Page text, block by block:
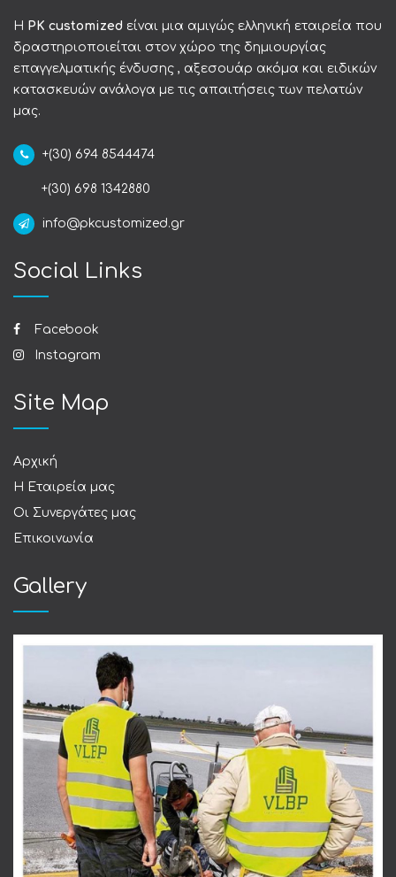
Η PK customized είναι μια αμιγώς ελληνική εταιρεία που
δραστηριοποιείται στον χώρο της δημιουργίας
επαγγελματικής ένδυσης , αξεσουάρ ακόμα και ειδικών
κατασκευών ανάλογα με τις απαιτήσεις των πελατών
μας.
+(30) 694 8544474
+(30) 698 1342880
info@pkcustomized.gr
Social Links
Facebook
Instagram
Site Map
Αρχική
Η Εταιρεία μας
Οι Συνεργάτες μας
Επικοινωνία
Gallery